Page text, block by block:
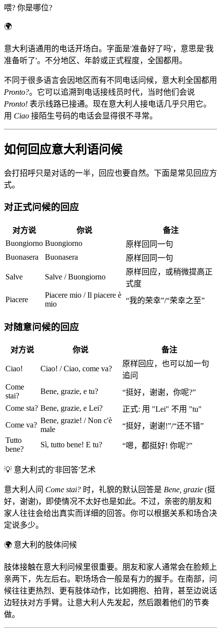
喂? 你是哪位?
🌍
意大利语通用的电话开场白。字面是'准备好了吗'，意思是'我
准备听了'。不分地区、年龄或正式程度，全国都用。
不同于很多语言会因地区而有不同电话问候，意大利全国都用
Pronto?。它可以追溯到电话接线员时代，当时他们会说
Pronto! 表示线路已接通。现在意大利人接电话几乎只用它。
用 Ciao 接陌生号码的电话会显得很不寻常。
如何回应意大利语问候
会打招呼只是对话的一半，回应也要自然。下面是常见回应方
式。
对正式问候的回应
对方说 你说
备注
Buongiorno Buongiorno
原样回同一句
Buonasera
Buonasera 原样回同一句
Salve Salve / Buongiorno
原样回应，或稍微提高正
式度
Piacere
Piacere mio / Il piacere è
mio
“我的荣幸”/“荣幸之至”
对随意问候的回应
对方说 你说 备注
Ciao! Ciao! / Ciao, come va?
原样回应，也可以加一句
追问
Come
stai?
Bene, grazie, e tu?
“挺好，谢谢，你呢?”
Come sta? Bene, grazie, e Lei?
正式: 用 "Lei" 不用 "tu"
Come va?
Bene, grazie! / Non c'è
male
“挺好，谢谢!”/“还不错”
Tutto
bene?
Sì, tutto bene! E tu? “嗯，都挺好! 你呢?”
💡 意大利式的'非回答'艺术
意大利人问 Come stai? 时，礼貌的默认回答是 Bene, grazie (挺
好，谢谢)，即使情况不太好也是如此。不过，亲密的朋友和
家人往往会给出真实而详细的回答。你可以根据关系和场合决
定说多少。
🌍 意大利的肢体问候
肢体接触在意大利问候里很重要。朋友和家人通常会在脸颊上
亲两下，先左后右。职场场合一般是有力的握手。在南部，问
候往往更热烈、更有肢体动作，比如拥抱、拍背，甚至边说话
边轻扶对方手臂。让意大利人先发起，然后跟着他们的节奏
做。